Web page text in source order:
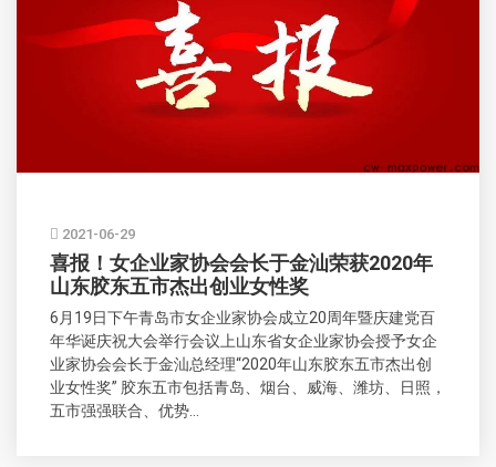
2021-06-29
喜报！女企业家协会会长于金汕荣获2020年
山东胶东五市杰出创业女性奖
6月19日下午青岛市女企业家协会成立20周年暨庆建党百
年华诞庆祝大会举行会议上山东省女企业家协会授予女企
业家协会会长于金汕总经理“2020年山东胶东五市杰出创
业女性奖” 胶东五市包括青岛、烟台、威海、潍坊、日照，
五市强强联合、优势...